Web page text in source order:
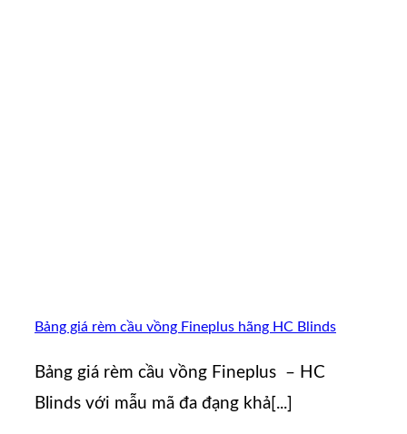
Bảng giá rèm cầu vồng Fineplus hãng HC Blinds
Bảng giá rèm cầu vồng Fineplus – HC
Blinds với mẫu mã đa đạng khả[...]